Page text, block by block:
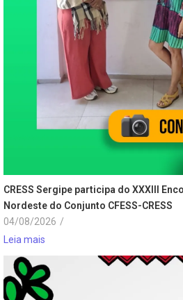
CRESS Sergipe participa do XXXIII
Nordeste do Conjunto CFESS-CRESS
04/08/2026 /
Leia mais